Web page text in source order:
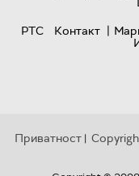
РТС
Контакт |
Приватност |